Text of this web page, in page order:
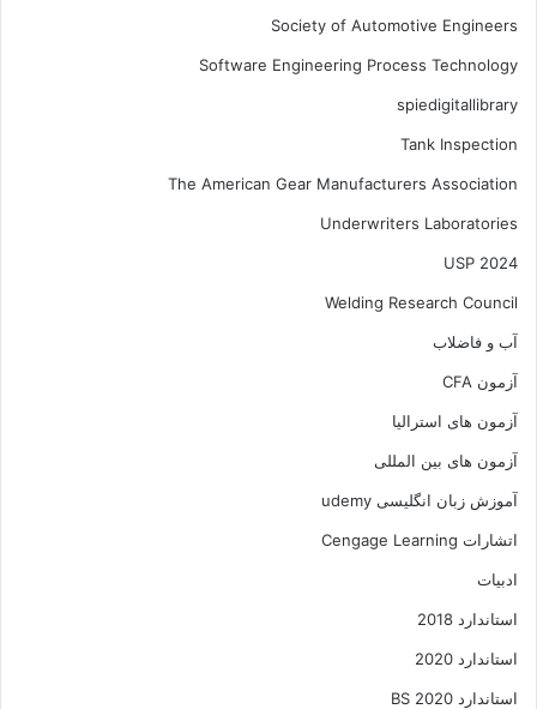
Society of Automotive Engineers
Software Engineering Process Technology
spiedigitallibrary
Tank Inspection
The American Gear Manufacturers Association
Underwriters Laboratories
USP 2024
Welding Research Council
آب و فاضلاب
آزمون CFA
آزمون های استرالیا
آزمون های بین المللی
آموزش زبان انگلیسی udemy
اتشارات Cengage Learning
ادبیات
استاندارد 2018
استاندارد 2020
استاندارد 2020 BS